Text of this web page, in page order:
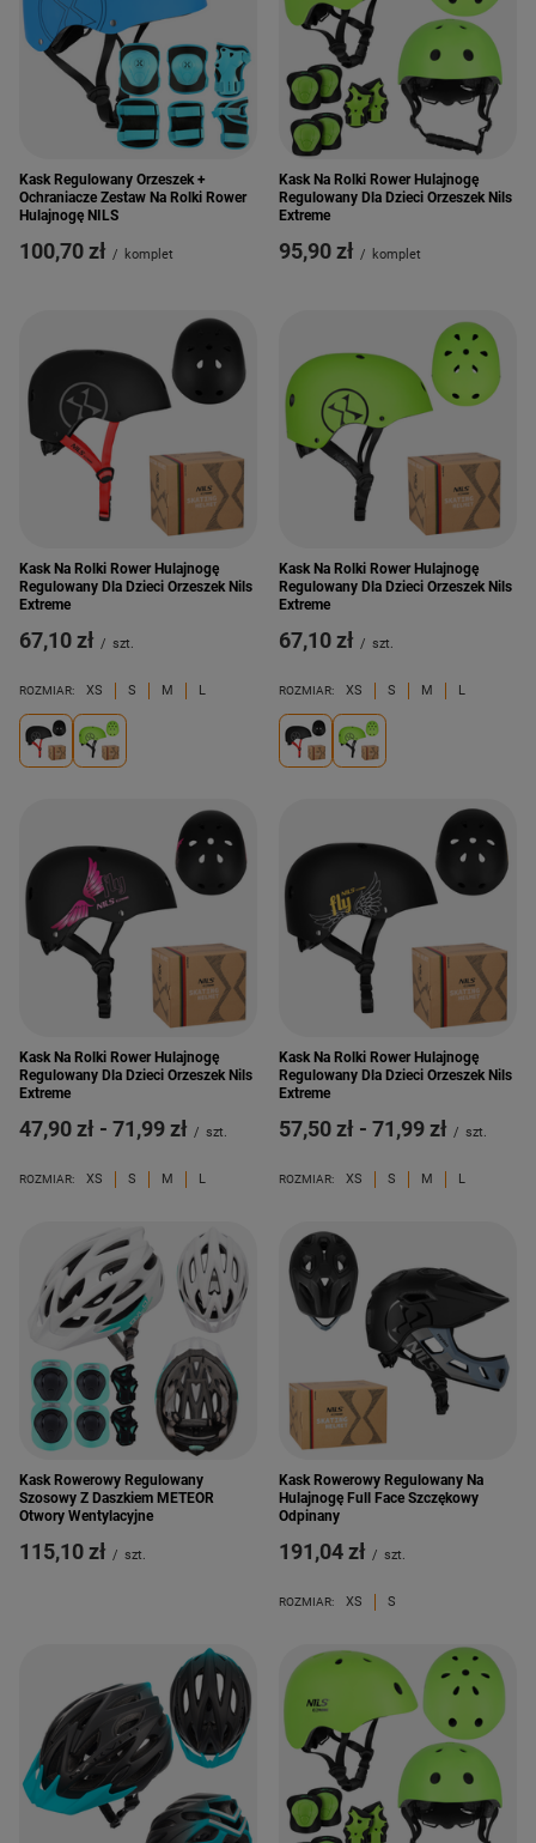
Kask Regulowany Orzeszek +
Ochraniacze Zestaw Na Rolki Rower
Hulajnogę NILS
100,70 zł / komplet
Kask Na Rolki Rower Hulajnogę
Regulowany Dla Dzieci Orzeszek Nils
Extreme
95,90 zł / komplet
Kask Na Rolki Rower Hulajnogę
Regulowany Dla Dzieci Orzeszek Nils
Extreme
67,10 zł / szt.
ROZMIAR: XS S M L
Kask Na Rolki Rower Hulajnogę
Regulowany Dla Dzieci Orzeszek Nils
Extreme
67,10 zł / szt.
ROZMIAR: XS S M L
Kask Na Rolki Rower Hulajnogę
Regulowany Dla Dzieci Orzeszek Nils
Extreme
od
47,90 zł - do
71,99 zł / szt.
ROZMIAR: XS S M L
Kask Na Rolki Rower Hulajnogę
Regulowany Dla Dzieci Orzeszek Nils
Extreme
od
57,50 zł - do
71,99 zł / szt.
ROZMIAR: XS S M L
Kask Rowerowy Regulowany
Szosowy Z Daszkiem METEOR
Otwory Wentylacyjne
115,10 zł / szt.
Kask Rowerowy Regulowany Na
Hulajnogę Full Face Szczękowy
Odpinany
191,04 zł / szt.
ROZMIAR: XS S